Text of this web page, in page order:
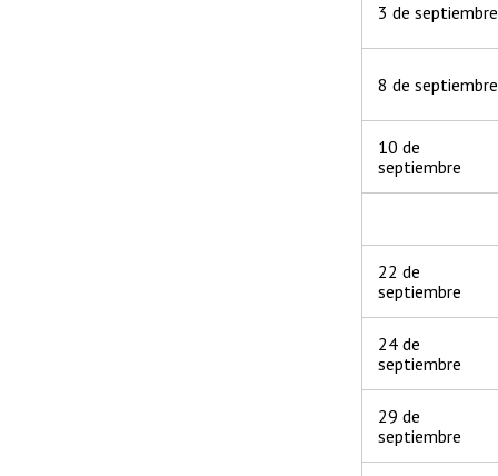
3 de septiembre
8 de septiembre
10 de
septiembre
22 de
septiembre
24 de
septiembre
29 de
septiembre